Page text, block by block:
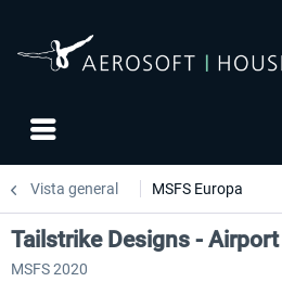
Vista general MSFS Europa
Tailstrike Designs -
MSFS 2020